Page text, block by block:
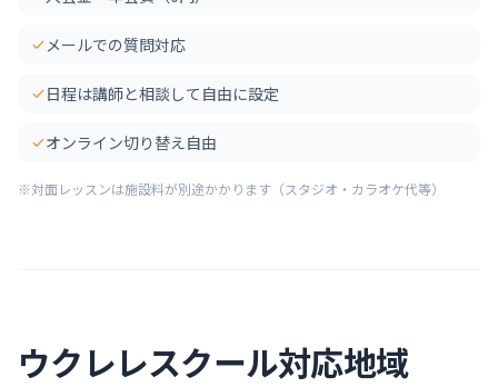
メールでの質問対応
日程は講師と相談して自由に設定
オンライン切り替え自由
※対面レッスンは施設料が別途かかります（スタジオ・カラオケ代等）
ウクレレスクール対応地域